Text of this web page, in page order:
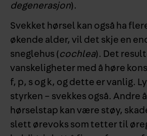
degenerasjon).
Svekket hørsel kan også ha
økende alder, vil det skje en
sneglehus (cochlea). Det
vanskeligheter med å høre
f, p, s og k, og dette er vanlig.
styrken – svekkes også. Andre
hørselstap kan være støy,
slett ørevoks som tetter til